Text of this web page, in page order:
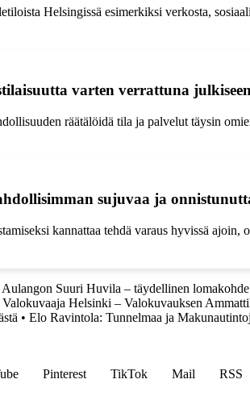
Helsingissä esimerkiksi verkosta,
varten verrattuna
räätälöidä tila ja palvelut täysin
sujuvaa ja
kannattaa tehdä varaus hyvissä
Aulangon Suuri Huvila – täydellinen lomakohde
Valokuvaaja Helsinki – Valokuvauksen
• Elo Ravintola: Tunnelmaa ja
Pinterest TikTok Mail
RSS